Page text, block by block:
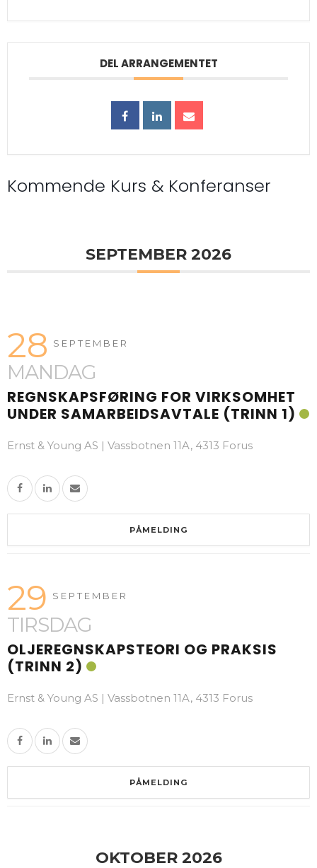
DEL ARRANGEMENTET
Kommende Kurs & Konferanser
SEPTEMBER 2026
28 SEPTEMBER
MANDAG
REGNSKAPSFØRING FOR VIRKSOMHET
UNDER SAMARBEIDSAVTALE (TRINN 1)
Ernst & Young AS | Vassbotnen 11A, 4313 Forus
PÅMELDING
29 SEPTEMBER
TIRSDAG
OLJEREGNSKAPSTEORI OG PRAKSIS
(TRINN 2)
Ernst & Young AS | Vassbotnen 11A, 4313 Forus
PÅMELDING
OKTOBER 2026